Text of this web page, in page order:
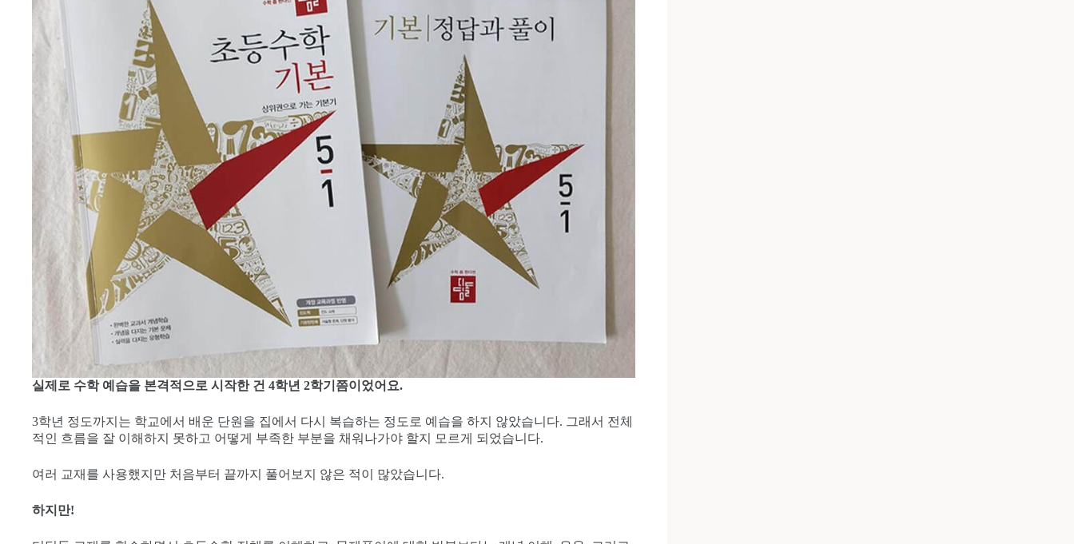
실제로 수학 예습을 본격적으로 시작한 건 4학년 2학기쯤이었어요.
3학년 정도까지는 학교에서 배운 단원을 집에서 다시 복습하는 정도로 예습을 하지 않았습니다. 그래서 전체
적인 흐름을 잘 이해하지 못하고 어떻게 부족한 부분을 채워나가야 할지 모르게 되었습니다.
여러 교재를 사용했지만 처음부터 끝까지 풀어보지 않은 적이 많았습니다.
하지만!